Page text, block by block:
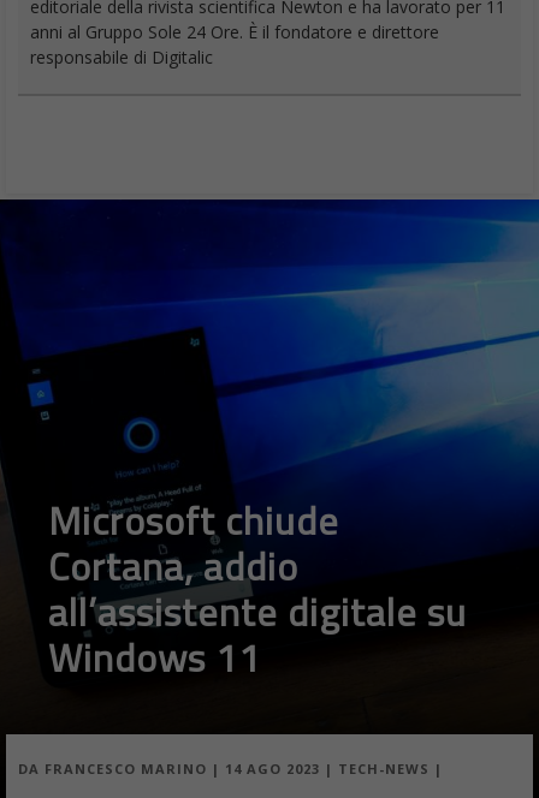
editoriale della rivista scientifica Newton e ha lavorato per 11
anni al Gruppo Sole 24 Ore. È il fondatore e direttore
responsabile di Digitalic
Microsoft chiude
Cortana, addio
all’assistente digitale su
Windows 11
DA FRANCESCO MARINO | 14 AGO 2023 | TECH-NEWS |